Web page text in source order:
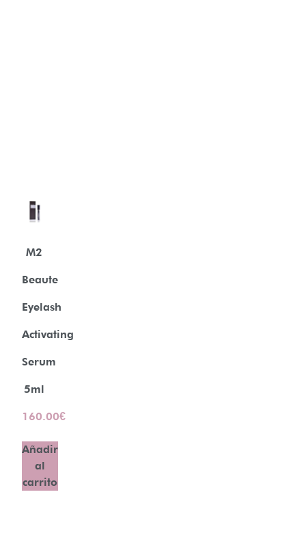
M2
Beaute
Eyelash
Activating
Serum
5ml
160.00€
Añadir
al
carrito